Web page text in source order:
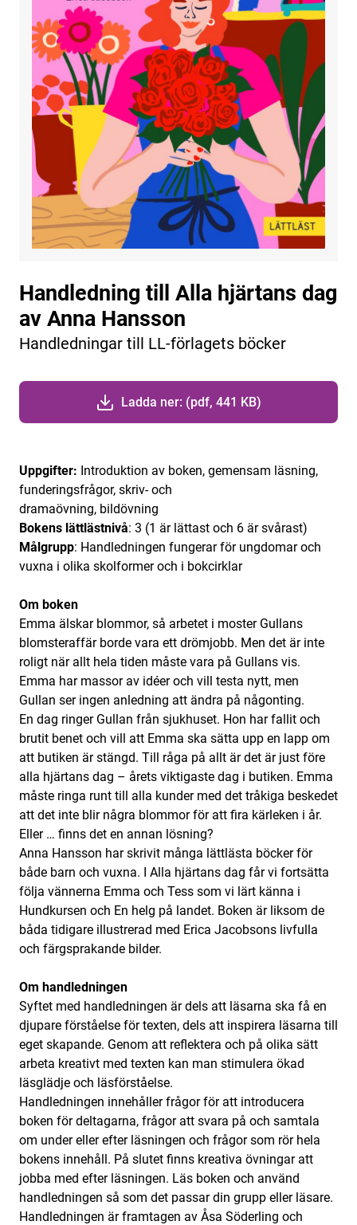
Handledning till Alla hjärtans dag
av Anna Hansson
Handledningar till LL-förlagets böcker
Ladda ner: (pdf, 441 KB)
Uppgifter: Introduktion av boken, gemensam läsning,
funderingsfrågor, skriv- och
dramaövning, bildövning
Bokens lättlästnivå: 3 (1 är lättast och 6 är svårast)
Målgrupp: Handledningen fungerar för ungdomar och
vuxna i olika skolformer och i bokcirklar
Om boken
Emma älskar blommor, så arbetet i moster Gullans
blomsteraffär borde vara ett drömjobb. Men det är inte
roligt när allt hela tiden måste vara på Gullans vis.
Emma har massor av idéer och vill testa nytt, men
Gullan ser ingen anledning att ändra på någonting.
En dag ringer Gullan från sjukhuset. Hon har fallit och
brutit benet och vill att Emma ska sätta upp en lapp om
att butiken är stängd. Till råga på allt är det är just före
alla hjärtans dag – årets viktigaste dag i butiken. Emma
måste ringa runt till alla kunder med det tråkiga beskedet
att det inte blir några blommor för att fira kärleken i år.
Eller … finns det en annan lösning?
Anna Hansson har skrivit många lättlästa böcker för
både barn och vuxna. I Alla hjärtans dag får vi fortsätta
följa vännerna Emma och Tess som vi lärt känna i
Hundkursen och En helg på landet. Boken är liksom de
båda tidigare illustrerad med Erica Jacobsons livfulla
och färgsprakande bilder.
Om handledningen
Syftet med handledningen är dels att läsarna ska få en
djupare förståelse för texten, dels att inspirera läsarna till
eget skapande. Genom att reflektera och på olika sätt
arbeta kreativt med texten kan man stimulera ökad
läsglädje och läsförståelse.
Handledningen innehåller frågor för att introducera
boken för deltagarna, frågor att svara på och samtala
om under eller efter läsningen och frågor som rör hela
bokens innehåll. På slutet finns kreativa övningar att
jobba med efter läsningen. Läs boken och använd
handledningen så som det passar din grupp eller läsare.
Handledningen är framtagen av Åsa Söderling och